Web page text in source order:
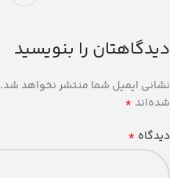
دیدگاهتان را بنویسید
نشانی ایمیل شما منتشر نخواهد شد.
شده‌اند*
دیدگاه *